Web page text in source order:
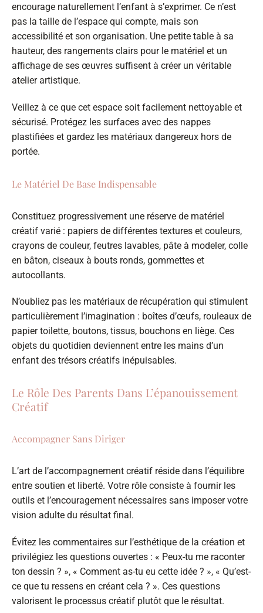
encourage naturellement l’enfant à s’exprimer. Ce n’est
pas la taille de l’espace qui compte, mais son
accessibilité et son organisation. Une petite table à sa
hauteur, des rangements clairs pour le matériel et un
affichage de ses œuvres suffisent à créer un véritable
atelier artistique.
Veillez à ce que cet espace soit facilement nettoyable et
sécurisé. Protégez les surfaces avec des nappes
plastifiées et gardez les matériaux dangereux hors de
portée.
Le Matériel De Base Indispensable
Constituez progressivement une réserve de matériel
créatif varié : papiers de différentes textures et couleurs,
crayons de couleur, feutres lavables, pâte à modeler, colle
en bâton, ciseaux à bouts ronds, gommettes et
autocollants.
N’oubliez pas les matériaux de récupération qui stimulent
particulièrement l’imagination : boîtes d’œufs, rouleaux de
papier toilette, boutons, tissus, bouchons en liège. Ces
objets du quotidien deviennent entre les mains d’un
enfant des trésors créatifs inépuisables.
Le Rôle Des Parents Dans L’épanouissement
Créatif
Accompagner Sans Diriger
L’art de l’accompagnement créatif réside dans l’équilibre
entre soutien et liberté. Votre rôle consiste à fournir les
outils et l’encouragement nécessaires sans imposer votre
vision adulte du résultat final.
Évitez les commentaires sur l’esthétique de la création et
privilégiez les questions ouvertes : « Peux-tu me raconter
ton dessin ? », « Comment as-tu eu cette idée ? », « Qu’est-
ce que tu ressens en créant cela ? ». Ces questions
valorisent le processus créatif plutôt que le résultat.